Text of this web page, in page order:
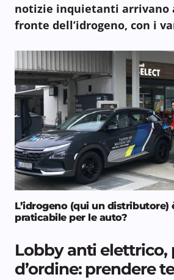
notizie inquietanti arrivano
fronte dell’idrogeno, con i
L’idrogeno (qui un distributore)
praticabile per le auto?
Lobby anti elettrico,
d’ordine: prendere